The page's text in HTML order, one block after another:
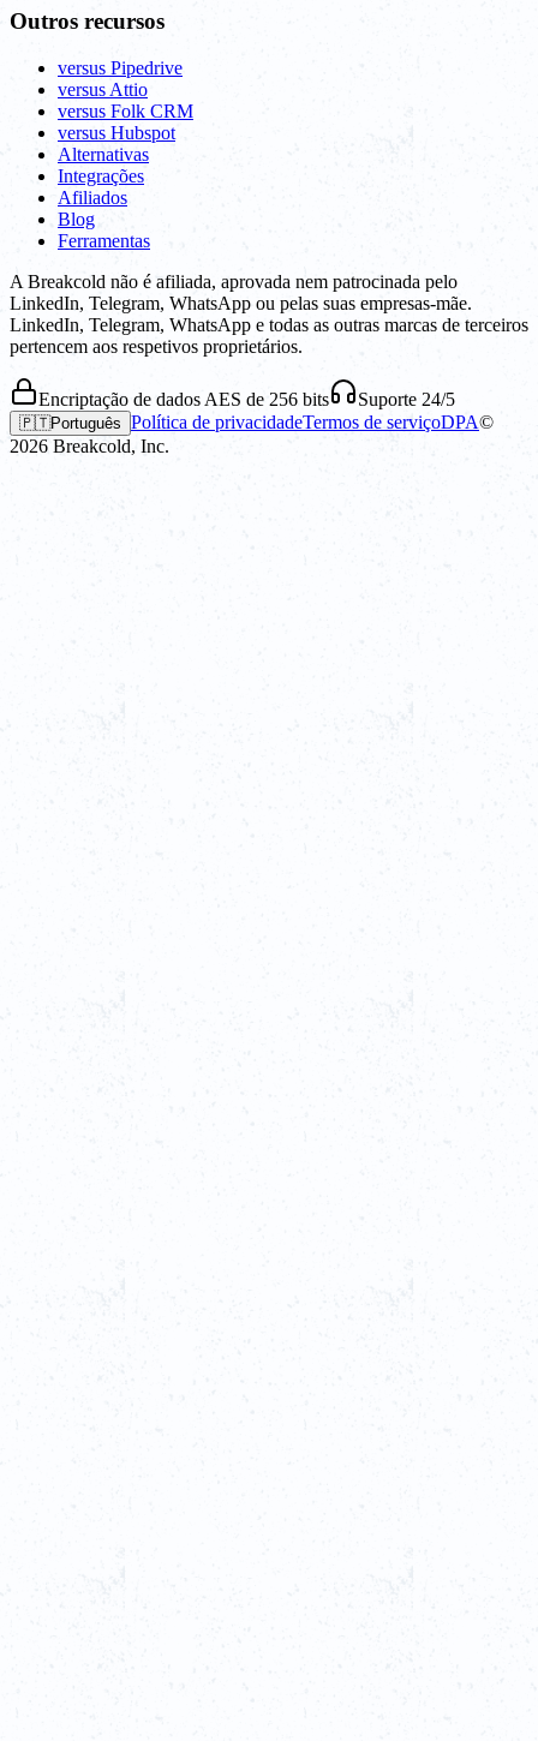
Outros recursos
versus Pipedrive
versus Attio
versus Folk CRM
versus Hubspot
Alternativas
Integrações
Afiliados
Blog
Ferramentas
A Breakcold não é afiliada, aprovada nem patrocinada pelo
LinkedIn, Telegram, WhatsApp ou pelas suas empresas-mãe.
LinkedIn, Telegram, WhatsApp e todas as outras marcas de terceiros
pertencem aos respetivos proprietários.
Encriptação de dados AES de 256 bits Suporte 24/5
🇵🇹Português Política de privacidadeTermos de serviçoDPA©
2026 Breakcold, Inc.